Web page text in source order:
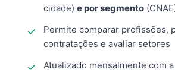
cidade) e por segmento
Permite comparar profissões,
contratações e avaliar setores
Atualizado mensalmente com a